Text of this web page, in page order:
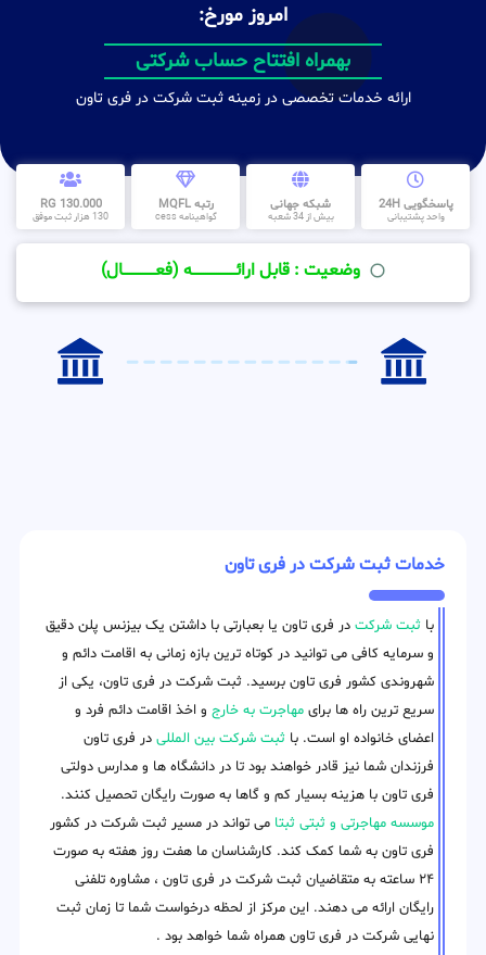
امروز مورخ:
بهمراه افتتاح حساب شرکتی
ارائه خدمات تخصصی در زمینه ثبت شرکت در فری تاون
پاسخگویی 24H
واحد پشتیبانی
شبکه جهانی
بیش از 34 شعبه
رتبه MQFL
گواهینامه cess
130.000 RG
130 هزار ثبت موفق
وضعیت : قابل ارائــــــــــــــــــــه (فعـــــــــــــــال)
خدمات ثبت شرکت در فری تاون
با ثبت شرکت در فری تاون یا بعبارتی با داشتن یک بیزنس پلن دقیق
و سرمایه کافی می توانید در کوتاه ترین بازه زمانی به اقامت دائم و
شهروندی کشور فری تاون برسید. ثبت شرکت در فری تاون، یکی از
سریع ترین راه ها برای مهاجرت به خارج و اخذ اقامت دائم فرد و
اعضای خانواده او است. با ثبت شرکت بین المللی در فری تاون
فرزندان شما نیز قادر خواهند بود تا در دانشگاه ها و مدارس دولتی
فری تاون با هزینه بسیار کم و گاها به صورت رایگان تحصیل کنند.
موسسه مهاجرتی و ثبتی ثبتا می تواند در مسیر ثبت شرکت در کشور
فری تاون به شما کمک کند. کارشناسان ما هفت روز هفته به صورت
۲۴ ساعته به متقاضیان ثبت شرکت در فری تاون ، مشاوره تلفنی
رایگان ارائه می دهند. این مرکز از لحظه درخواست شما تا زمان ثبت
نهایی شرکت در فری تاون همراه شما خواهد بود .